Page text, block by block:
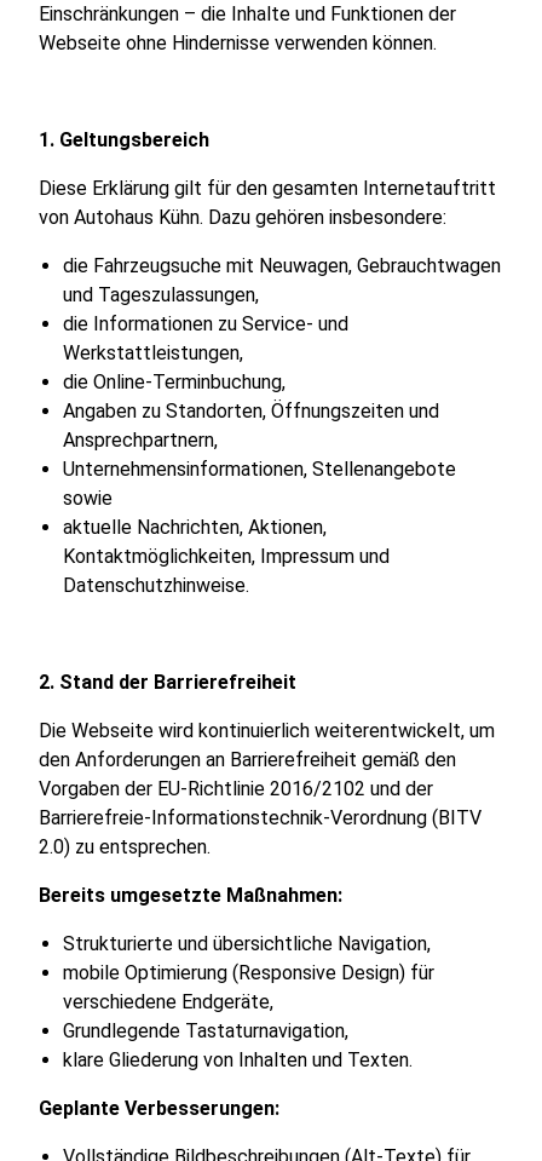
Einschränkungen – die Inhalte und Funktionen der
Webseite ohne Hindernisse verwenden können.
1. Geltungsbereich
Diese Erklärung gilt für den gesamten Internetauftritt
von Autohaus Kühn. Dazu gehören insbesondere:
die Fahrzeugsuche mit Neuwagen, Gebrauchtwagen
und Tageszulassungen,
die Informationen zu Service- und
Werkstattleistungen,
die Online-Terminbuchung,
Angaben zu Standorten, Öffnungszeiten und
Ansprechpartnern,
Unternehmensinformationen, Stellenangebote
sowie
aktuelle Nachrichten, Aktionen,
Kontaktmöglichkeiten, Impressum und
Datenschutzhinweise.
2. Stand der Barrierefreiheit
Die Webseite wird kontinuierlich weiterentwickelt, um
den Anforderungen an Barrierefreiheit gemäß den
Vorgaben der EU-Richtlinie 2016/2102 und der
Barrierefreie-Informationstechnik-Verordnung (BITV
2.0) zu entsprechen.
Bereits umgesetzte Maßnahmen:
Strukturierte und übersichtliche Navigation,
mobile Optimierung (Responsive Design) für
verschiedene Endgeräte,
Grundlegende Tastaturnavigation,
klare Gliederung von Inhalten und Texten.
Geplante Verbesserungen: